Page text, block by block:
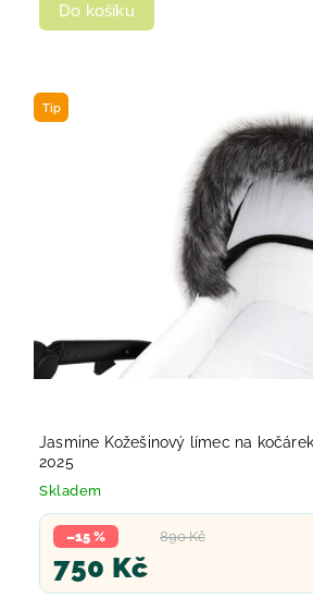
Do košíku
Tip
Jasmine Kožešinový límec na
2025
Skladem
890 Kč
–15 %
750 Kč